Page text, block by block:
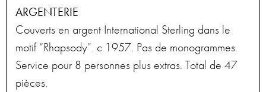
ARGENTERIE
Couverts en argent International Sterling dans le
motif “Rhapsody”. c 1957. Pas de monogrammes.
Service pour 8 personnes plus extras. Total de 47
pièces.